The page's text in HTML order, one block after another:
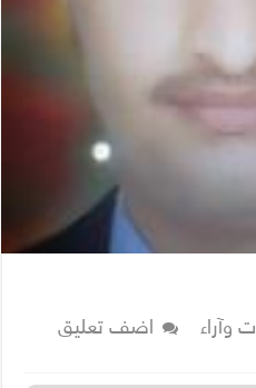
وآراء
اضف تعليق